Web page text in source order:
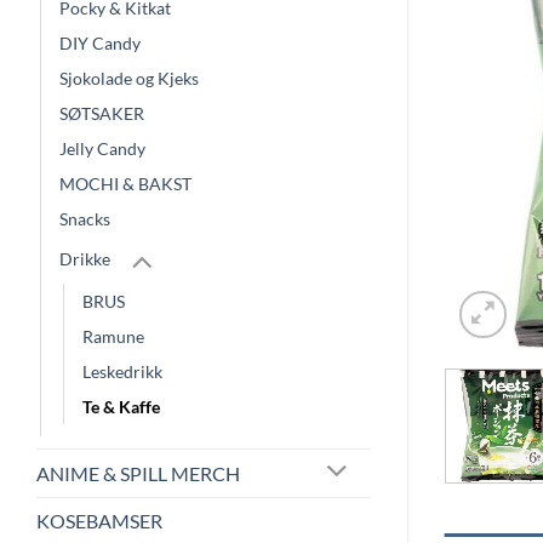
Pocky & Kitkat
DIY Candy
Sjokolade og Kjeks
SØTSAKER
Jelly Candy
MOCHI & BAKST
Snacks
Drikke
BRUS
Ramune
Leskedrikk
Te & Kaffe
ANIME & SPILL MERCH
KOSEBAMSER